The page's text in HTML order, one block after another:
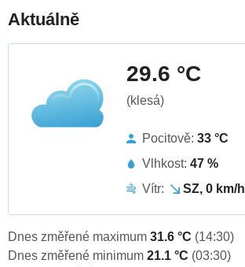
Aktuálně
29.6 °C
(klesá)
Pocitově: 33 °C
Vlhkost: 47 %
Vítr:
SZ, 0 km/h
Dnes změřené maximum 31.6 °C (14:30)
Dnes změřené minimum 21.1 °C (03:30)